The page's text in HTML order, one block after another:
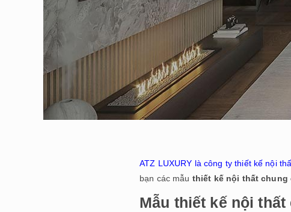
ATZ LUXURY là công ty thiết kế nội
bạn các mẫu thiết kế nội thất chung
Mẫu thiết kế nội